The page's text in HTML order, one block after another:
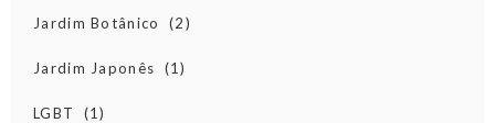
Jardim Botânico (2)
Jardim Japonês (1)
LGBT (1)